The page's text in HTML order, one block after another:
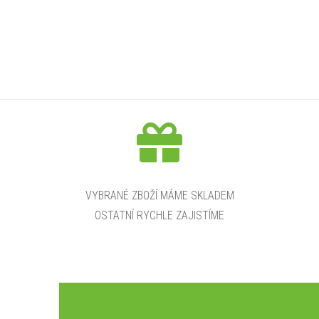
l
VYBRANÉ ZBOŽÍ MÁME SKLADEM
OSTATNÍ RYCHLE ZAJISTÍME